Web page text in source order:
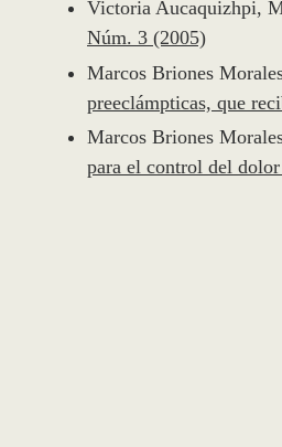
Victoria Aucaquizhpi,
Núm. 3 (2005)
Marcos Briones
preeclámpticas, que
Marcos Briones
para el control del